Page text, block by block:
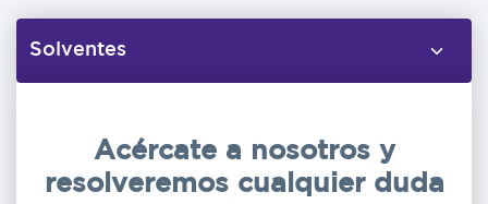
Acércate a nosotros y
resolveremos cualquier duda